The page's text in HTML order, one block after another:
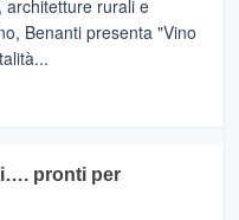
architetture rurali e
Benanti presenta "Vino
pronti per